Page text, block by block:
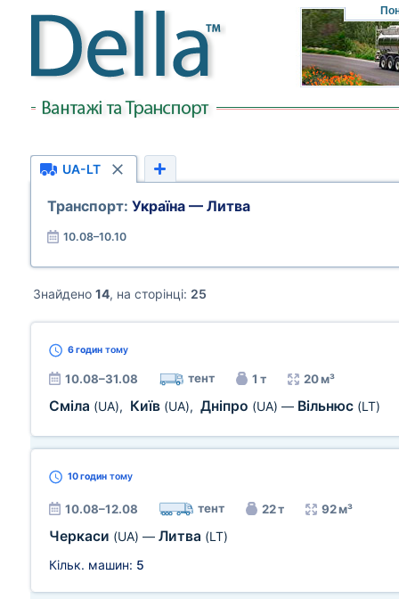
UA-LT
Транспорт: Україна — Литва
10.08–10.10
Знайдено 14, на сторінці: 25
6 годин тому
10.08–31.08 тент 1 т 20 м³
Сміла (UA), Київ (UA), Дніпро (UA) — Вільнюс (LT)
10 годин тому
10.08–12.08 тент 22 т 92 м³
Черкаси (UA) — Литва (LT)
Кільк. машин: 5